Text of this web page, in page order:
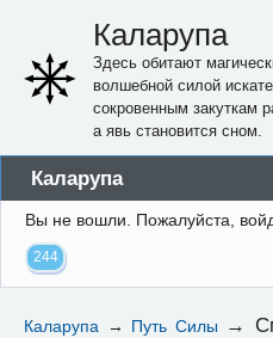
Каларупа
Здесь обитают
волшебной силой
сокровенным закуткам
а явь становится сном.
Каларупа
Блог
Форум
Вы не вошли. Пожалуйста,
244
Каларупа → Путь Силы →